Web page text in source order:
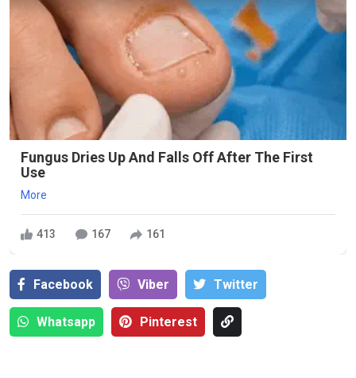
Fungus Dries Up And Falls Off After The First
Use
More
413 167 161
Facebook Viber Тwitter
Whatsapp Pinterest